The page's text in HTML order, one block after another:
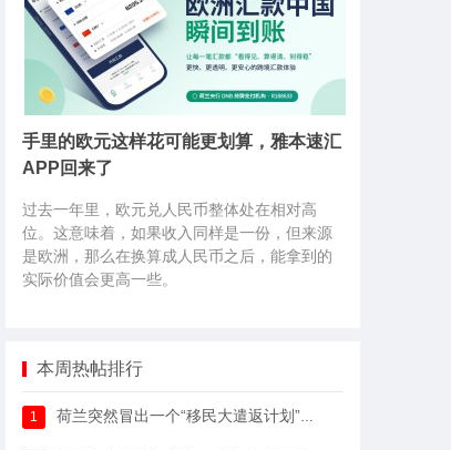
手里的欧元这样花可能更划算，雅本速汇
APP回来了
过去一年里，欧元兑人民币整体处在相对高
位。这意味着，如果收入同样是一份，但来源
是欧洲，那么在换算成人民币之后，能拿到的
实际价值会更高一些。
本周热帖排行
1 荷兰突然冒出一个“移民大遣返计划”，64万人已经签字支持